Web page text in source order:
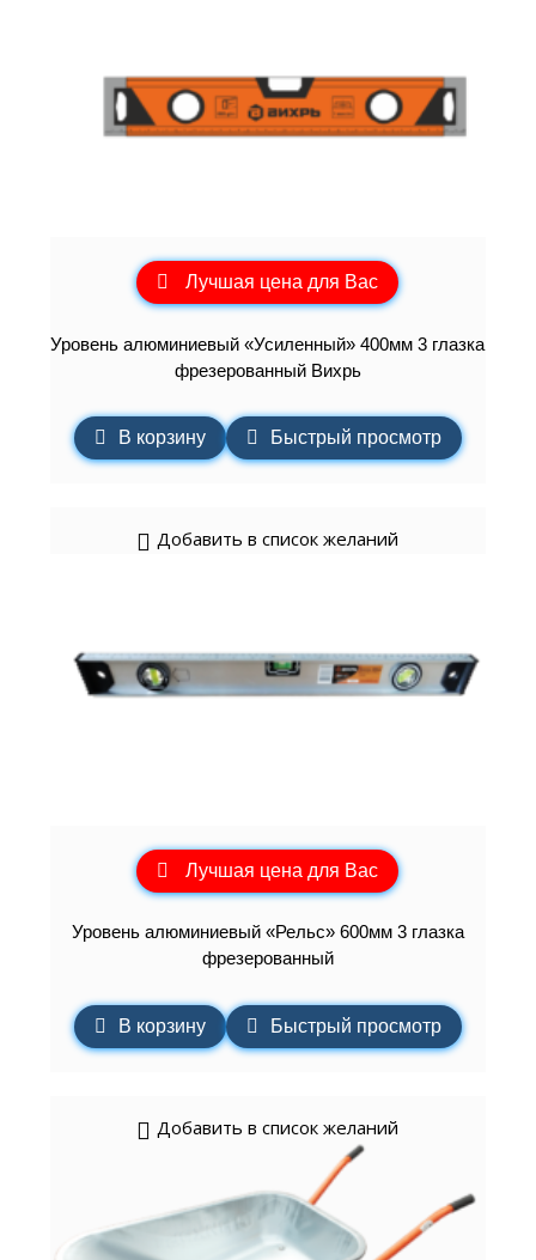
Лучшая цена для Вас
Уровень алюминиевый «Усиленный» 400мм 3 глазка
фрезерованный Вихрь
В корзину Быстрый просмотр
Добавить в список желаний
Лучшая цена для Вас
Уровень алюминиевый «Рельс» 600мм 3 глазка
фрезерованный
В корзину Быстрый просмотр
Добавить в список желаний